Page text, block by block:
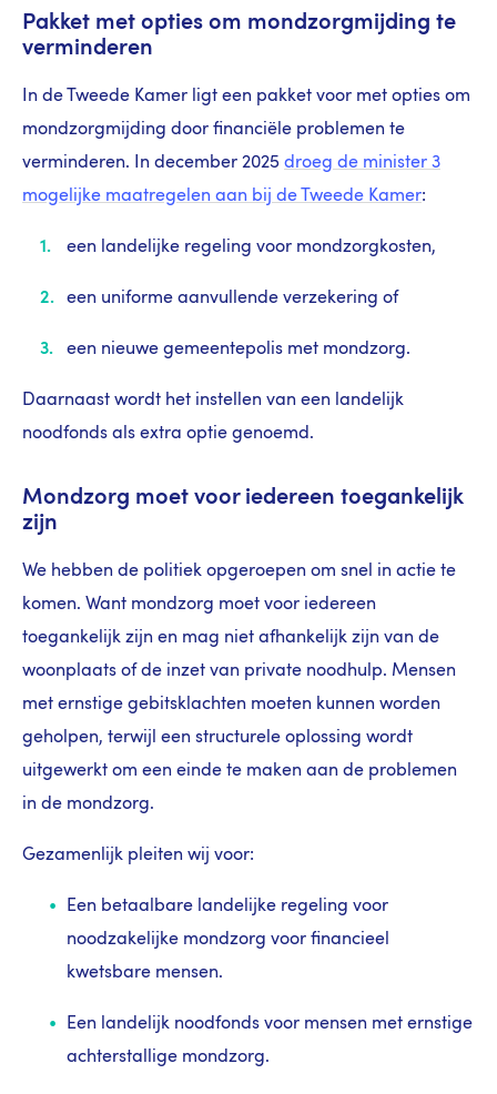
Pakket met opties om mondzorgmijding te
verminderen
In de Tweede Kamer ligt een pakket voor met opties om
mondzorgmijding door financiële problemen te
verminderen. In december 2025 droeg de minister 3
mogelijke maatregelen aan bij de Tweede Kamer:
een landelijke regeling voor mondzorgkosten,
een uniforme aanvullende verzekering of
een nieuwe gemeentepolis met mondzorg.
Daarnaast wordt het instellen van een landelijk
noodfonds als extra optie genoemd.
Mondzorg moet voor iedereen toegankelijk
zijn
We hebben de politiek opgeroepen om snel in actie te
komen. Want mondzorg moet voor iedereen
toegankelijk zijn en mag niet afhankelijk zijn van de
woonplaats of de inzet van private noodhulp. Mensen
met ernstige gebitsklachten moeten kunnen worden
geholpen, terwijl een structurele oplossing wordt
uitgewerkt om een einde te maken aan de problemen
in de mondzorg.
Gezamenlijk pleiten wij voor:
Een betaalbare landelijke regeling voor
noodzakelijke mondzorg voor financieel
kwetsbare mensen.
Een landelijk noodfonds voor mensen met ernstige
achterstallige mondzorg.